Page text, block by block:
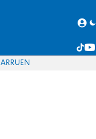
EN
RU
AR